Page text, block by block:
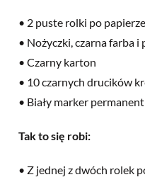
• 2 puste rolki po
• Nożyczki, czarna farba i
• Czarny karton
• 10 czarnych drucików
• Biały marker
Tak to się robi:
• Z jednej z dwóch rolek